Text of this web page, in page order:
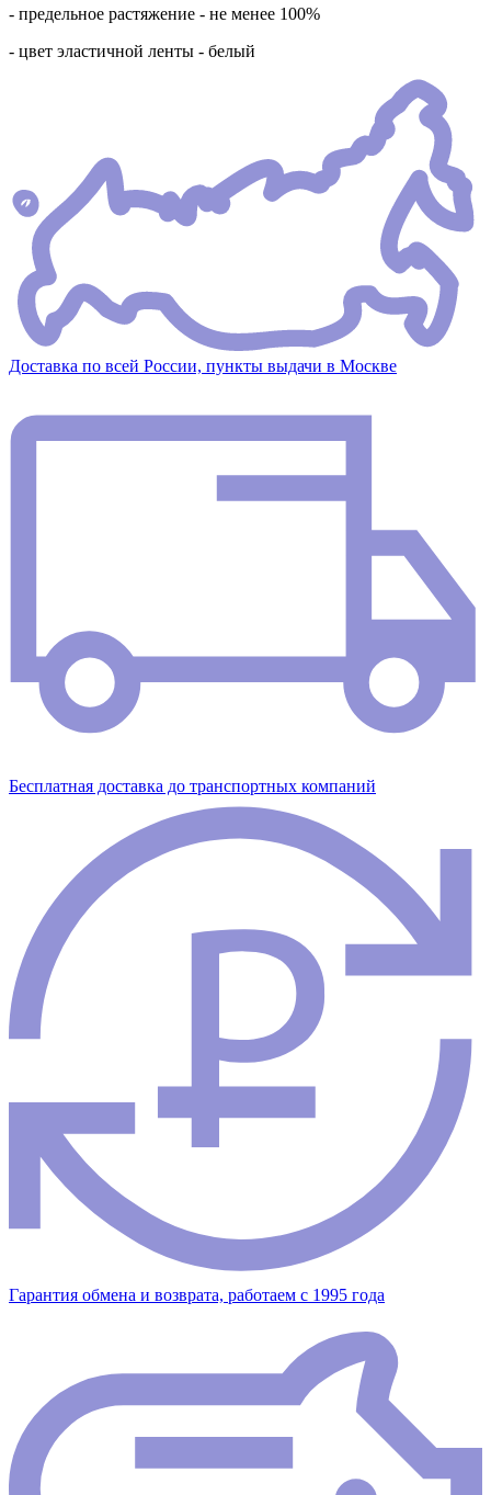
- предельное растяжение - не менее 100%
- цвет эластичной ленты - белый
Доставка по всей России, пункты выдачи в Москве
Бесплатная доставка до транспортных компаний
Гарантия обмена и возврата, работаем с 1995 года